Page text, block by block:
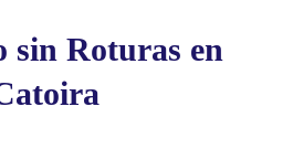
sin Roturas en